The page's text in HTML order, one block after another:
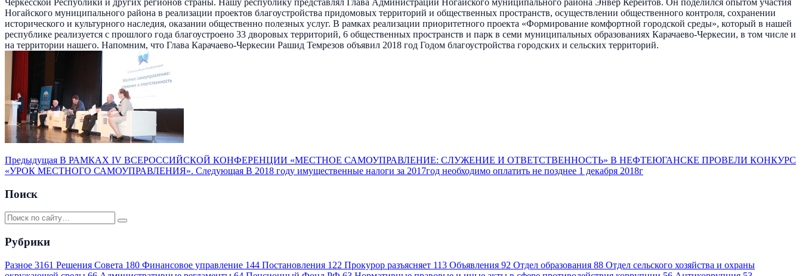
Ногайского муниципального района в реализации проектов благоустройства придомовых территорий и общественных пространств, осуществлении общественного контроля, сохранении
исторического и культурного наследия, оказании общественно полезных услуг. В рамках реализации приоритетного проекта «Формирование комфортной городской среды», который в нашей
республике реализуется с прошлого года благоустроено 33 дворовых территорий, 6 общественных пространств и парк в семи муниципальных образованиях Карачаево-Черкесии, в том числе и
на территории нашего. Напомним, что Глава Карачаево-Черкесии Рашид Темрезов объявил 2018 год Годом благоустройства городских и сельских территорий.
Предыдущая В РАМКАХ IV ВСЕРОССИЙСКОЙ КОНФЕРЕНЦИИ «МЕСТНОЕ САМОУПРАВЛЕНИЕ: СЛУЖЕНИЕ И ОТВЕТСТВЕННОСТЬ» В НЕФТЕЮГАНСКЕ ПРОВЕЛИ КОНКУРС
«УРОК МЕСТНОГО САМОУПРАВЛЕНИЯ». Следующая В 2018 году имущественные налоги за 2017год необходимо оплатить не позднее 1 декабря 2018г
Поиск
Рубрики
Разное 3161 Решения Совета 180 Финансовое управление 144 Постановления 122 Прокурор разъясняет 113 Объявления 92 Отдел образования 88 Отдел сельского хозяйства и охраны